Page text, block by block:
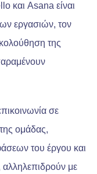
και Asana είναι
εργασιών, τον
της
σε
ομάδας,
του έργου και
με